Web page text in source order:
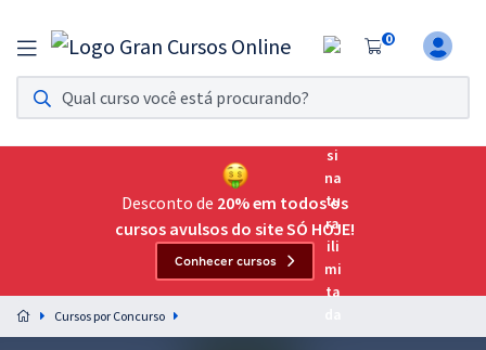
0
Assinatura Ilimitada 11
Acesso a todos os cursos. Teste grátis por 7 dias!
Assinatura OAB Até Passar
Acesso ilimitado a toda preparação para o Exame da
Preparação completa e intensiva para as principais
residências em saúde do Brasil
Desconto de 20% em todos os
cursos avulsos do site SÓ HOJE!
Conhecer cursos
Cursos por Concurso